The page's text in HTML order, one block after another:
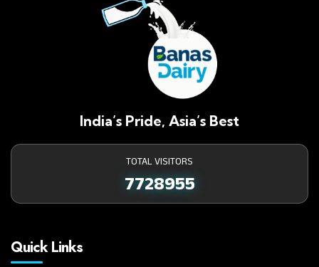
India’s Pride, Asia’s Best
TOTAL VISITORS
7728955
Quick Links